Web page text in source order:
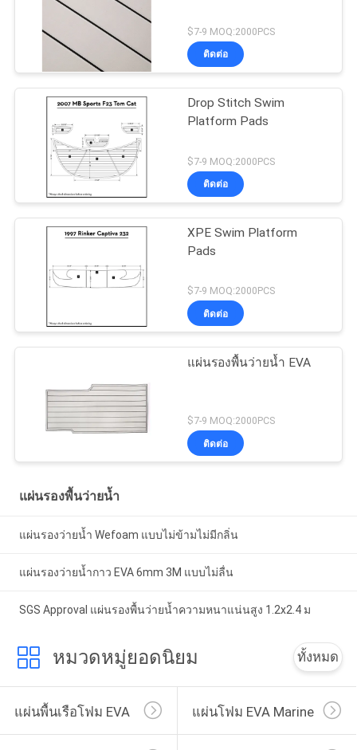
$7-9 MOQ:2000PCS
ติดต่อ
Drop Stitch Swim
Platform Pads
$7-9 MOQ:2000PCS
ติดต่อ
XPE Swim Platform
Pads
$7-9 MOQ:2000PCS
ติดต่อ
แผ่นรองพื้นว่ายน้ำ EVA
$7-9 MOQ:2000PCS
ติดต่อ
แผ่นรองพื้นว่ายน้ำ
แผ่นรองว่ายน้ำ Wefoam แบบไม่ข้ามไม่มีกลิ่น
แผ่นรองว่ายน้ำกาว EVA 6mm 3M แบบไม่ลื่น
SGS Approval แผ่นรองพื้นว่ายน้ำความหนาแน่นสูง 1.2x2.4 ม
หมวดหมู่ยอดนิยม ทั้งหมด
แผ่นพื้นเรือโฟม EVA แผ่นโฟม EVA Marine